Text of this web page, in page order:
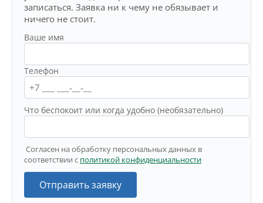
записаться. Заявка ни к чему не обязывает и
ничего не стоит.
Ваше имя
Телефон
Что беспокоит или когда удобно (необязательно)
Согласен на обработку персональных данных в
соответствии с политикой конфиденциальности
Отправить заявку